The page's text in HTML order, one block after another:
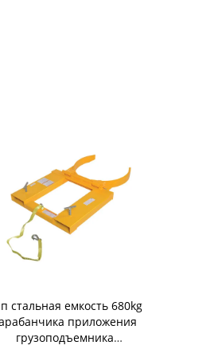
стальная емкость 680kg
приложения
грузоподъемника